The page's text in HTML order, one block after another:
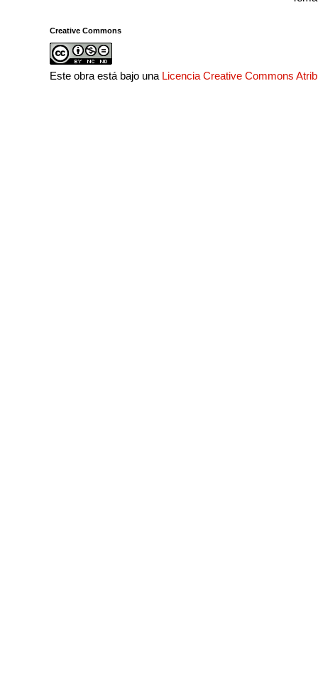
Creative Commons
Este obra está bajo una Licencia Creative Commons